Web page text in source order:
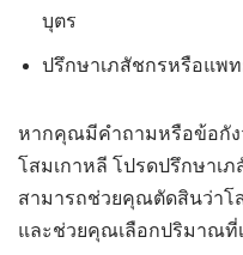
บุตร
ปรึกษาเภสัชกรหรือแพ
หากคุณมีคำถามหรือข้อกัง
โสมเกาหลี โปรดปรึกษาเ
สามารถช่วยคุณตัดสินว่าโ
และช่วยคุณเลือกปริมาณที่